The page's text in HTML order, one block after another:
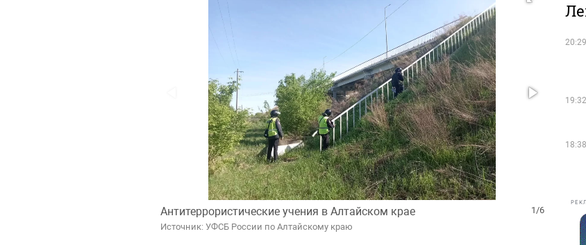
1/6
Антитеррористические учения в Алтайском крае
Источник: УФСБ России по Алтайскому краю
20:29
19:32
18:38